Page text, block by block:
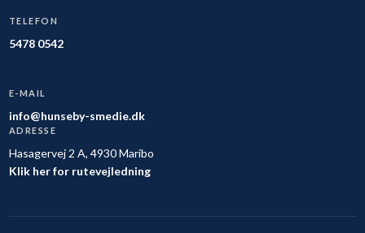
TELEFON
5478 0542
E-MAIL
info@hunseby-smedie.dk
ADRESSE
Hasagervej 2 A, 4930 Maribo
Klik her for rutevejledning